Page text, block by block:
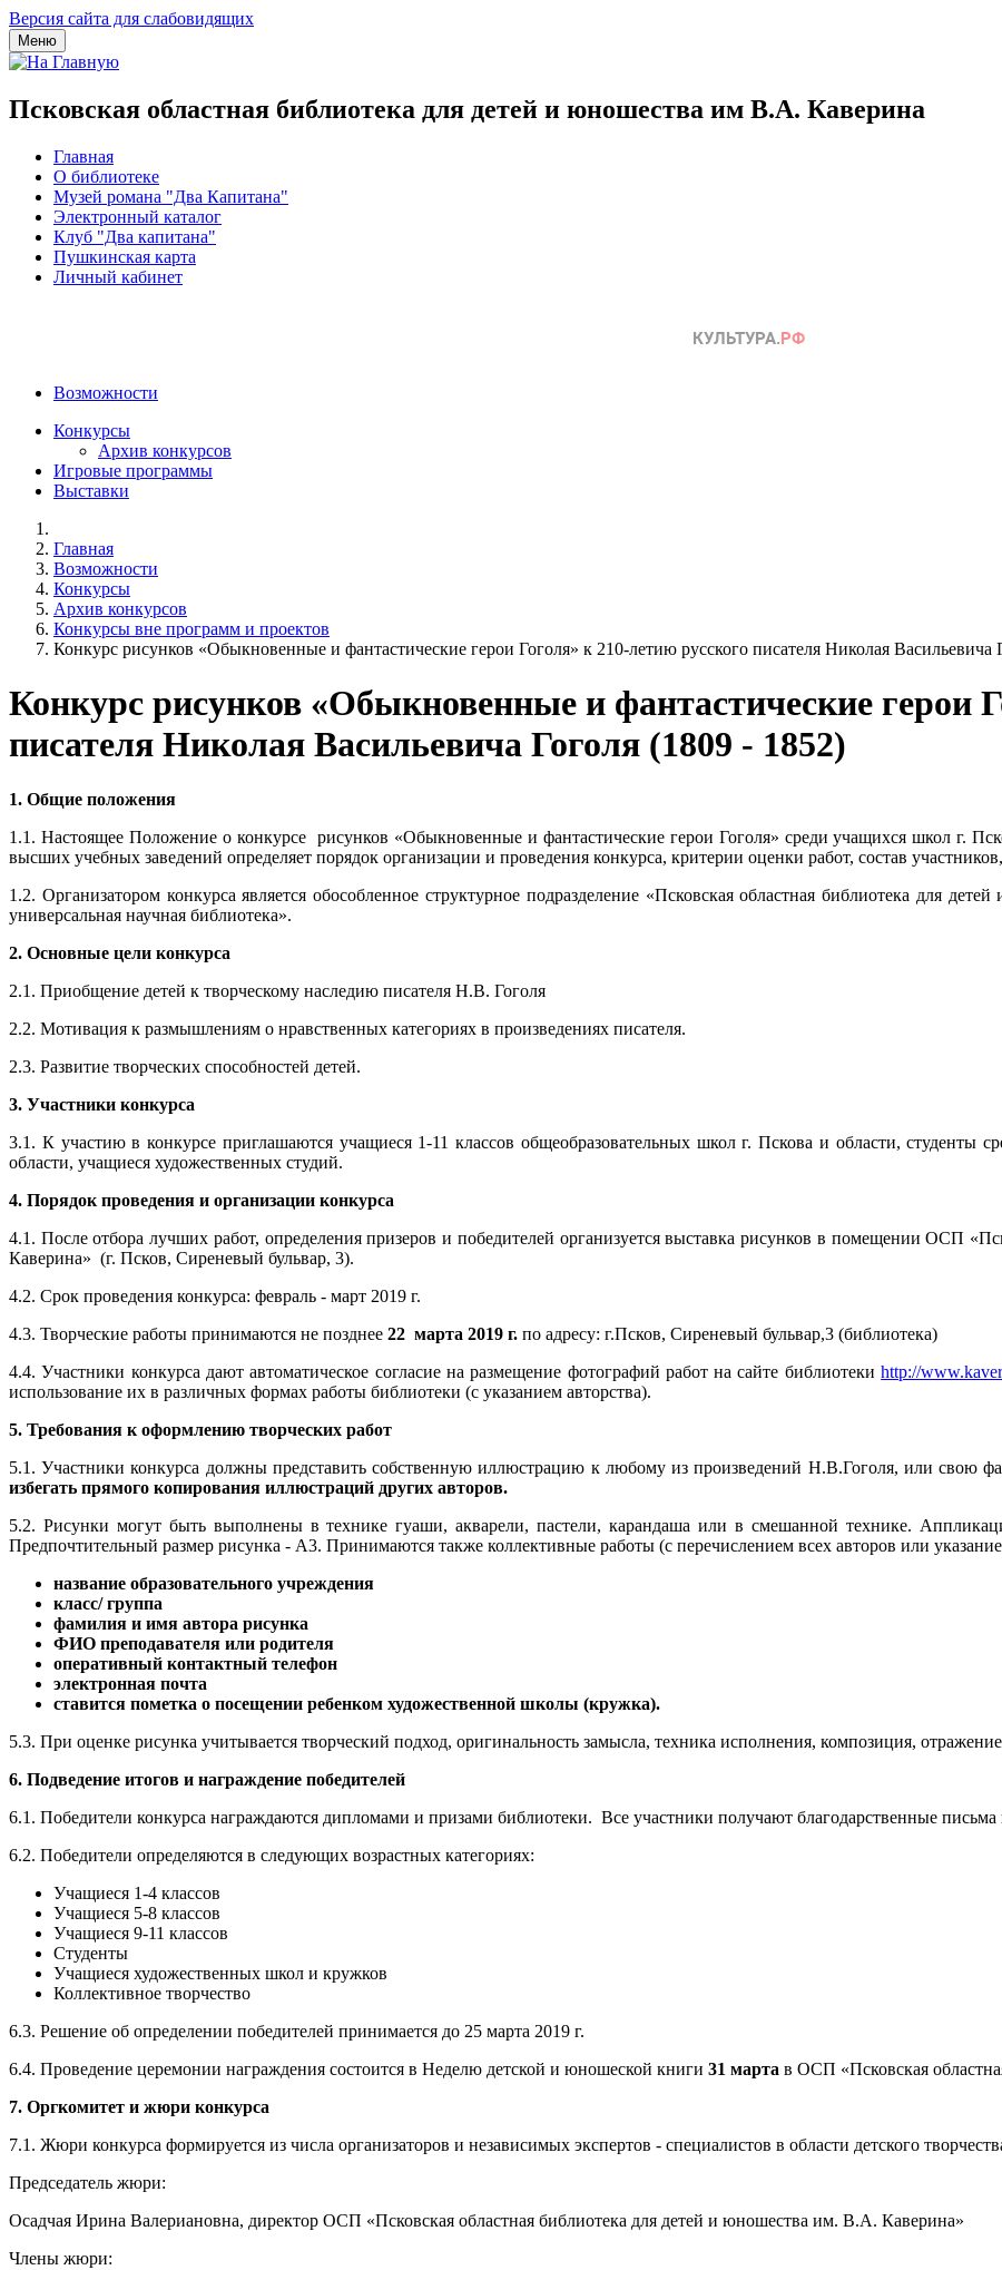
Версия сайта для слабовидящих
Меню
Псковская областная библиотека для детей и юношества им В.А. Каверина
Главная
О библиотеке
Музей романа "Два Капитана"
Электронный каталог
Клуб "Два капитана"
Пушкинская карта
Личный кабинет
Возможности
Конкурсы
Архив конкурсов
Игровые программы
Выставки
Главная
Возможности
Конкурсы
Архив конкурсов
Конкурсы вне программ и проектов
Конкурс рисунков «Обыкновенные и фантастические герои Гоголя» к 210-летию русского писателя Николая Васильевича
Конкурс рисунков «Обыкновенные и фантастические герои
писателя Николая Васильевича Гоголя (1809 - 1852)
1. Общие положения
1.1. Настоящее Положение о конкурсе рисунков «Обыкновенные и фантастические герои Гоголя» среди учащихся школ г.
высших учебных заведений определяет порядок организации и проведения конкурса, критерии оценки работ, состав
1.2. Организатором конкурса является обособленное структурное подразделение «Псковская областная библиотека для
универсальная научная библиотека».
2. Основные цели конкурса
2.1. Приобщение детей к творческому наследию писателя Н.В. Гоголя
2.2. Мотивация к размышлениям о нравственных категориях в произведениях писателя.
2.3. Развитие творческих способностей детей.
3. Участники конкурса
3.1. К участию в конкурсе приглашаются учащиеся 1-11 классов общеобразовательных школ г. Пскова и области, студенты
области, учащиеся художественных студий.
4. Порядок проведения и организации конкурса
4.1. После отбора лучших работ, определения призеров и победителей организуется выставка рисунков в помещении ОСП
Каверина» (г. Псков, Сиреневый бульвар, 3).
4.2. Срок проведения конкурса: февраль - март 2019 г.
4.3. Творческие работы принимаются не позднее 22 марта 2019 г. по адресу: г.Псков, Сиреневый бульвар,3 (библиотека)
4.4. Участники конкурса дают автоматическое согласие на размещение фотографий работ на сайте библиотекиhttp://
использование их в различных формах работы библиотеки (с указанием авторства).
5. Требования к оформлению творческих работ
5.1. Участники конкурса должны представить собственную иллюстрацию к любому из произведений Н.В.Гоголя, или свою
избегать прямого копирования иллюстраций других авторов.
5.2. Рисунки могут быть выполнены в технике гуаши, акварели, пастели, карандаша или в смешанной технике.
Предпочтительный размер рисунка - А3. Принимаются также коллективные работы (с перечислением всех авторов или
название образовательного учреждения
класс/ группа
фамилия и имя автора рисунка
ФИО преподавателя или родителя
оперативный контактный телефон
электронная почта
ставится пометка о посещении ребенком художественной школы (кружка).
5.3. При оценке рисунка учитывается творческий подход, оригинальность замысла, техника исполнения, композиция,
6. Подведение итогов и награждение победителей
6.1. Победители конкурса награждаются дипломами и призами библиотеки. Все участники получают благодарственные письма
6.2. Победители определяются в следующих возрастных категориях:
Учащиеся 1-4 классов
Учащиеся 5-8 классов
Учащиеся 9-11 классов
Студенты
Учащиеся художественных школ и кружков
Коллективное творчество
6.3. Решение об определении победителей принимается до 25 марта 2019 г.
6.4. Проведение церемонии награждения состоится в Неделю детской и юношеской книги 31 марта в ОСП «Псковская
7. Оргкомитет и жюри конкурса
7.1. Жюри конкурса формируется из числа организаторов и независимых экспертов - специалистов в области детского
Председатель жюри:
Осадчая Ирина Валериановна, директор ОСП «Псковская областная библиотека для детей и юношества им. В.А. Каверина»
Члены жюри: